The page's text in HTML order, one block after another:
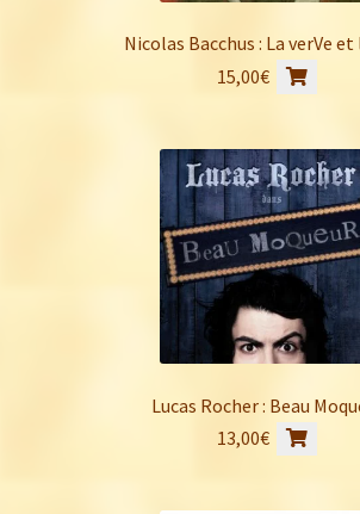
Nicolas Bacchus : La verVe
15,00€
Lucas Rocher : Beau
13,00€